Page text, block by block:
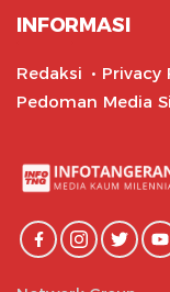
INFORMASI
Redaksi Privacy
Pedoman Media